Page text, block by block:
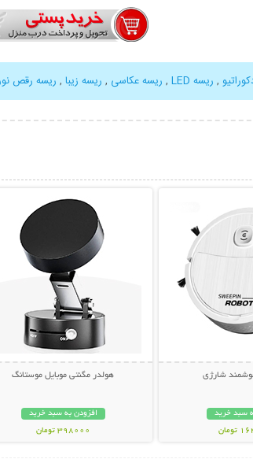
, ریسه LED , ریسه عکاسی , ریسه زیبا , ریسه رقص
شارژی
سبد خرید
هولدر مگنتی موبایل موستانگ
افزودن به سبد خرید
398000 تومان